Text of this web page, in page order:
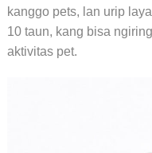
kanggo pets, lan urip
10 taun, kang bisa
aktivitas pet.